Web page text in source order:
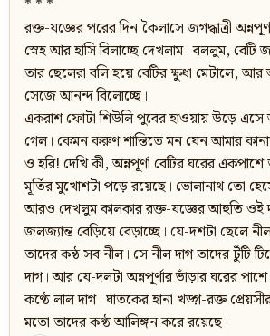
* * *
রক্ত-যজ্ঞের পরের দিন কৈলাসে জগদ্ধাত্রী
স্নেহ আর হাসি বিলাচ্ছে দেখলাম। বললুম, বেটি
তার ছেলেরা বলি হয়ে বেটির ক্ষুধা মেটালে, আর
সেজে আনন্দ বিলোচ্ছে।
একরাশ ফোটা শিউলি পুবের হাওয়ায় উড়ে এসে
গেল। কেমন করুণ শান্তিতে মন যেন আমার
ও হরি! দেখি কী, অন্নপূর্ণা বেটির ঘরের একপাশে
মূর্তির মুখোশটা পড়ে রয়েছে। ভোলানাথ তো
আরও দেখলুম কালকার রক্ত-যজ্ঞের আহুতি ওই
জলজ্যান্ত বেড়িয়ে বেড়াচ্ছে। যে-দশটা ছেলে
তাদের কন্ঠ সব নীল। সে নীল দাগ তাদের টুঁটি
দাগ। আর যে-দলটা অন্নপূর্ণার ভাঁড়ার ঘরের
কণ্ঠে লাল দাগ। ঘাতকের হানা খড়্গ-রক্ত
মতো তাদের কণ্ঠ আলিঙ্গন করে রয়েছে।